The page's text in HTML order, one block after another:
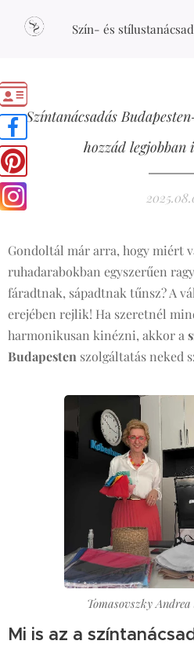
Szín- és
Színtanácsadás
hozzád legjobban
Gondoltál már arra, hogy miért
ruhadarabokban egyszerűen
fáradtnak, sápadtnak tűnsz? A
erejében rejlik! Ha szeretnél
harmonikusan kinézni, akkor a
Budapesten szolgáltatás neked
Tomasovszky
Mi is az a